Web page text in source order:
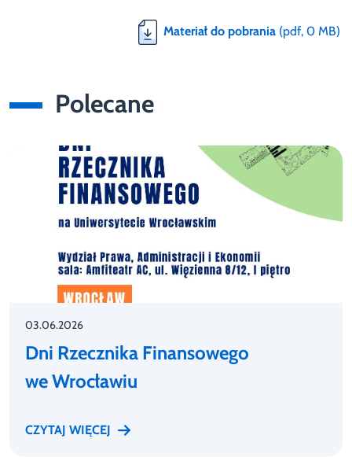
Materiał do pobrania (pdf, 0 MB)
Polecane
03.06.2026
Dni Rzecznika Finansowego
we Wrocławiu
CZYTAJ WIĘCEJ